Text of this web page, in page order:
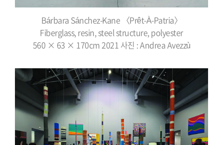
Bárbara Sánchez-Kane 〈Prêt-À-Patria〉
Fiberglass, resin, steel structure, polyester
560 × 63 × 170cm 2021 사진 : Andrea Avezzù